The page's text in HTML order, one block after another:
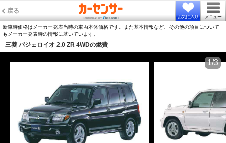
戻る
お気に入り メニュー
新車時価格はメーカー発表当時の車両本体価格です。また基本情報など、その他の項目について
もメーカー発表時の情報に基いています。
三菱 パジェロイオ 2.0 ZR 4WDの燃費
1/3